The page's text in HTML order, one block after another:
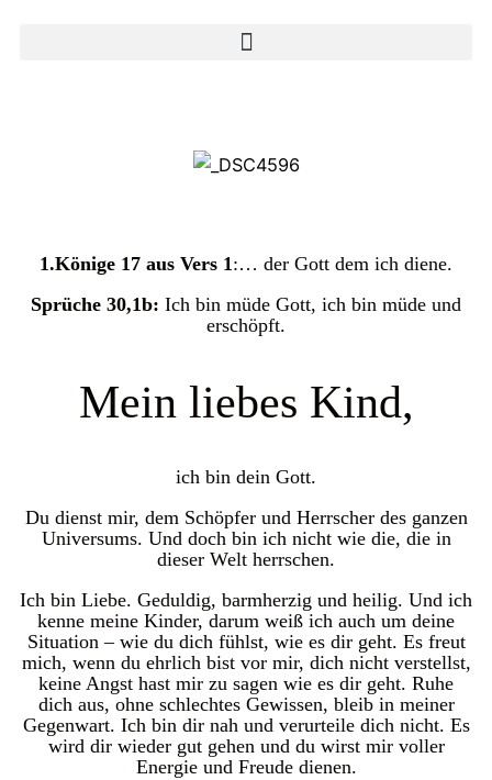
1.Könige 17 aus Vers 1 :… der Gott dem ich diene.
Sprüche 30,1b: Ich bin müde Gott, ich bin müde und
erschöpft.
Mein liebes Kind,
ich bin dein Gott.
Du dienst mir, dem Schöpfer und Herrscher des ganzen
Universums. Und doch bin ich nicht wie die, die in
dieser Welt herrschen.
Ich bin Liebe. Geduldig, barmherzig und heilig. Und ich
kenne meine Kinder, darum weiß ich auch um deine
Situation – wie du dich fühlst, wie es dir geht. Es freut
mich, wenn du ehrlich bist vor mir, dich nicht verstellst,
keine Angst hast mir zu sagen wie es dir geht. Ruhe
dich aus, ohne schlechtes Gewissen, bleib in meiner
Gegenwart. Ich bin dir nah und verurteile dich nicht. Es
wird dir wieder gut gehen und du wirst mir voller
Energie und Freude dienen.